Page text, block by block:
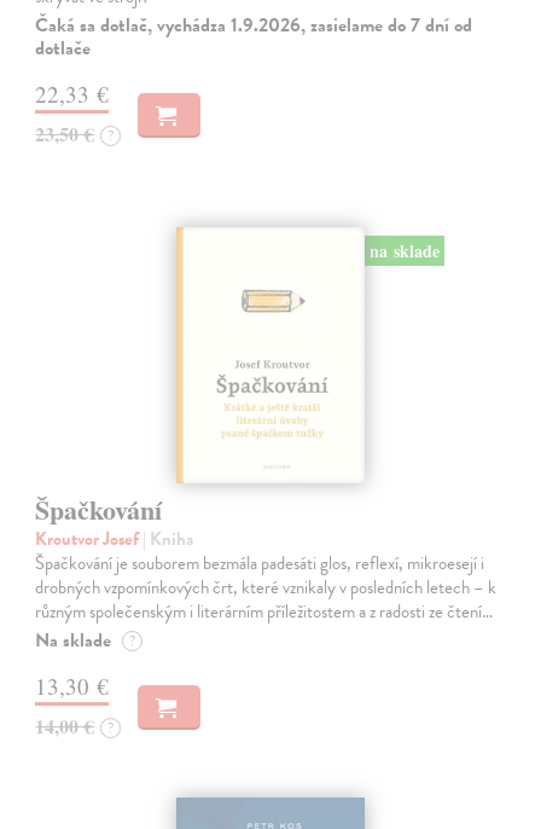
Čaká sa dotlač, vychádza 1.9.2026, zasielame do 7 dní od
dotlače
22,33 €
23,50 € ?
na sklade
Špačkování
Kroutvor Josef| Kniha
Špačkování je souborem bezmála padesáti glos, reflexí, mikroesejí i
drobných vzpomínkových črt, které vznikaly v posledních letech – k
různým společenským i literárním příležitostem a z radosti ze čtení…
Na sklade ?
13,30 €
14,00 € ?